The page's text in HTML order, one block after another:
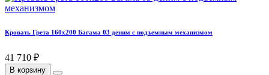
Кровать Грета 160х200 Багама 03 деним с подъемным механизмом
41 710 ₽
В корзину